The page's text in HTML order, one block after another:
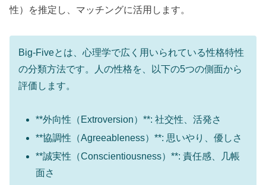
性）を推定し、マッチングに活用します。
Big-Fiveとは、心理学で広く用いられている性格特性
の分類方法です。人の性格を、以下の5つの側面から
評価します。
**外向性（Extroversion）**: 社交性、活発さ
**協調性（Agreeableness）**: 思いやり、優しさ
**誠実性（Conscientiousness）**: 責任感、几帳
面さ